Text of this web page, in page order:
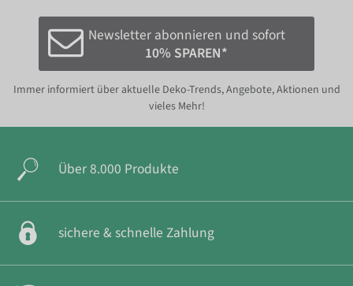
Newsletter abonnieren und sofort
10% SPAREN*
Immer informiert über aktuelle Deko-Trends, Angebote, Aktionen und
vieles Mehr!
Über 8.000 Produkte
sichere & schnelle Zahlung